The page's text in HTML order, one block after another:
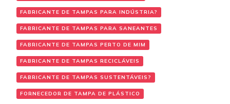
FABRICANTE DE TAMPAS PARA INDÚSTRIA?
FABRICANTE DE TAMPAS PARA SANEANTES
FABRICANTE DE TAMPAS PERTO DE MIM
FABRICANTE DE TAMPAS RECICLÁVEIS
FABRICANTE DE TAMPAS SUSTENTÁVEIS?
FORNECEDOR DE TAMPA DE PLÁSTICO